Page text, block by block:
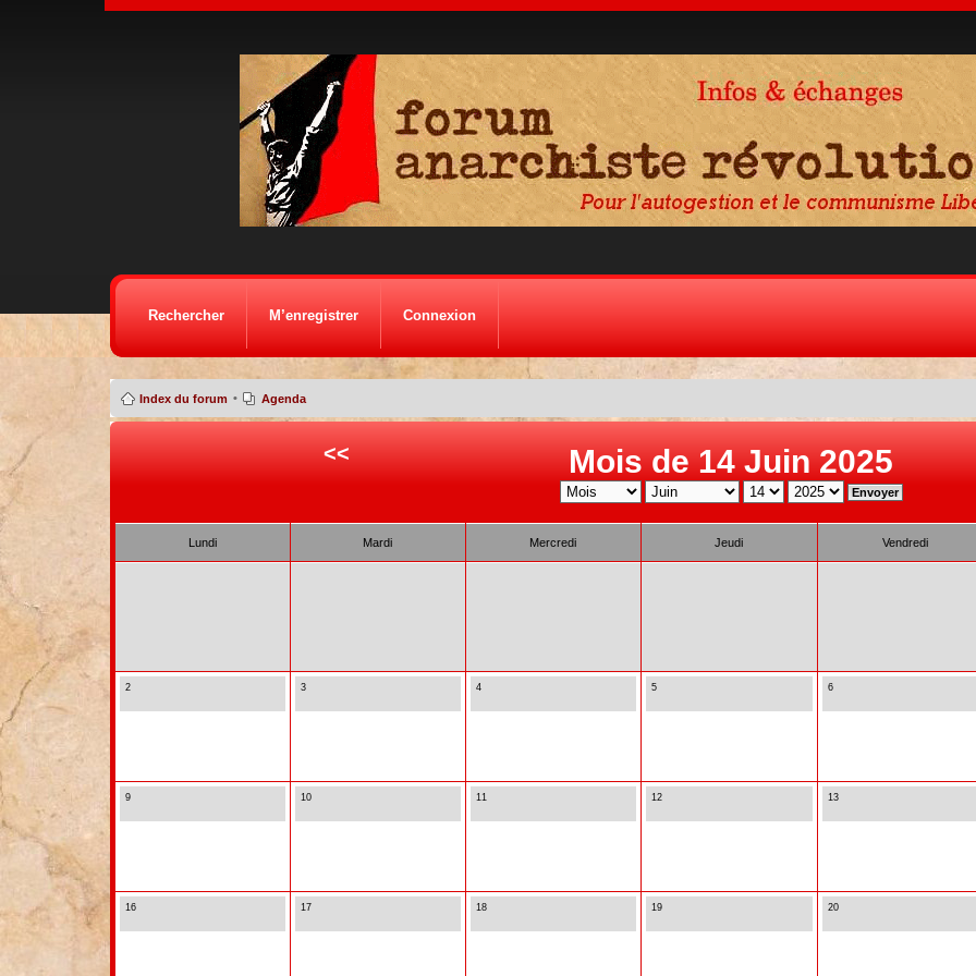
Rechercher M’enregistrer Connexion
Index du forum • Agenda
<< Mois de 14 Juin 2025
Lundi Mardi Mercredi Jeudi Vendredi
2 3 4 5 6
9 10 11 12 13
16 17 18 19 20